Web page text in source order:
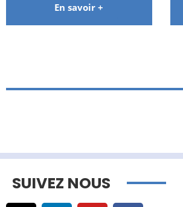
En savoir +
SUIVEZ NOUS